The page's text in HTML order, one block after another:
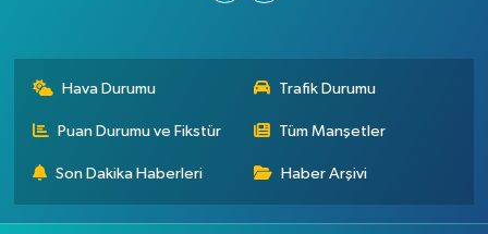
Hava Durumu Trafik Durumu
Puan Durumu ve Fikstür Tüm Manşetler
Son Dakika Haberleri Haber Arşivi